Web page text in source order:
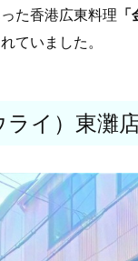
た香港広東料理
ていました。
ライ）東灘